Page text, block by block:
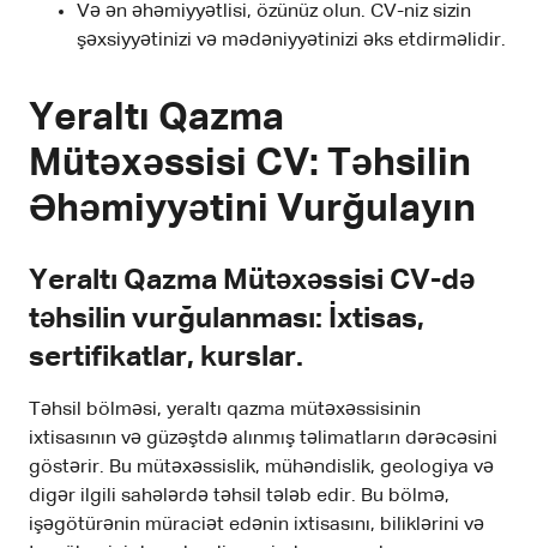
Və ən əhəmiyyətlisi, özünüz olun. CV-niz sizin
şəxsiyyətinizi və mədəniyyətinizi əks etdirməlidir.
Yeraltı Qazma
Mütəxəssisi CV: Təhsilin
Əhəmiyyətini Vurğulayın
Yeraltı Qazma Mütəxəssisi CV-də
təhsilin vurğulanması: İxtisas,
sertifikatlar, kurslar.
Təhsil bölməsi, yeraltı qazma mütəxəssisinin
ixtisasının və güzəştdə alınmış təlimatların dərəcəsini
göstərir. Bu mütəxəssislik, mühəndislik, geologiya və
digər ilgili sahələrdə təhsil tələb edir. Bu bölmə,
işəgötürənin müraciət edənin ixtisasını, biliklərini və